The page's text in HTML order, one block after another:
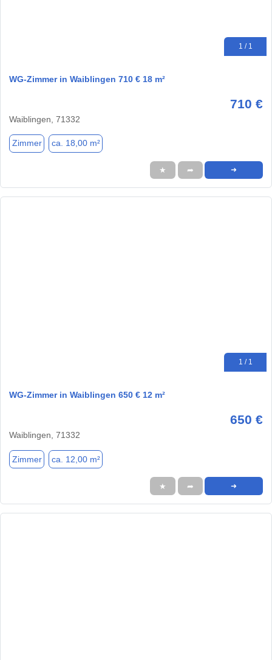
1 / 1
WG-Zimmer in Waiblingen 710 € 18 m²
710 €
Waiblingen, 71332
Zimmer ca. 18,00 m²
★ ➦ ➜
1 / 1
WG-Zimmer in Waiblingen 650 € 12 m²
650 €
Waiblingen, 71332
Zimmer ca. 12,00 m²
★ ➦ ➜